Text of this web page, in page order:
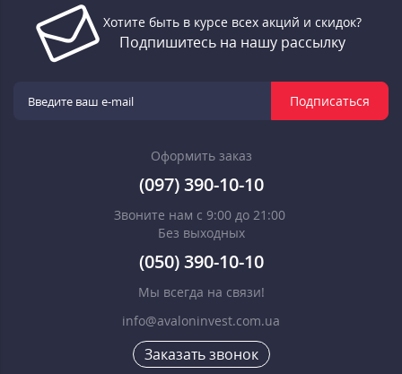
Хотите быть в курсе всех акций и скидок?
Подпишитесь на нашу рассылку
Подписаться
Оформить заказ
(097) 390-10-10
Звоните нам с 9:00 до 21:00
Без выходных
(050) 390-10-10
Мы всегда на связи!
info@avaloninvest.com.ua
Заказать звонок